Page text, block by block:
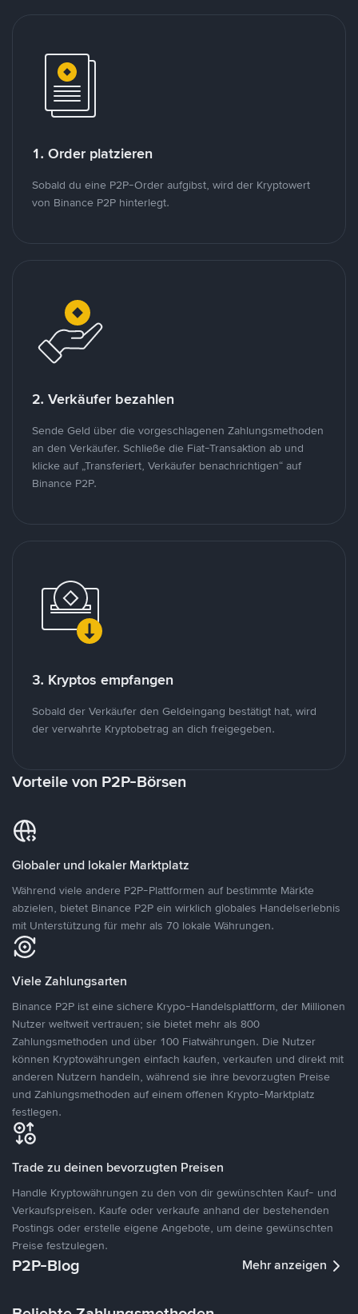
1. Order platzieren
Sobald du eine P2P-Order aufgibst, wird der Kryptowert
von Binance P2P hinterlegt.
2. Verkäufer bezahlen
Sende Geld über die vorgeschlagenen Zahlungsmethoden
an den Verkäufer. Schließe die Fiat-Transaktion ab und
klicke auf „Transferiert, Verkäufer benachrichtigen“ auf
Binance P2P.
3. Kryptos empfangen
Sobald der Verkäufer den Geldeingang bestätigt hat, wird
der verwahrte Kryptobetrag an dich freigegeben.
Vorteile von P2P-Börsen
Globaler und lokaler Marktplatz
Während viele andere P2P-Plattformen auf bestimmte Märkte
abzielen, bietet Binance P2P ein wirklich globales Handelserlebnis
mit Unterstützung für mehr als 70 lokale Währungen.
Viele Zahlungsarten
Binance P2P ist eine sichere Krypo-Handelsplattform, der Millionen
Nutzer weltweit vertrauen; sie bietet mehr als 800
Zahlungsmethoden und über 100 Fiatwährungen. Die Nutzer
können Kryptowährungen einfach kaufen, verkaufen und direkt mit
anderen Nutzern handeln, während sie ihre bevorzugten Preise
und Zahlungsmethoden auf einem offenen Krypto-Marktplatz
festlegen.
Trade zu deinen bevorzugten Preisen
Handle Kryptowährungen zu den von dir gewünschten Kauf- und
Verkaufspreisen. Kaufe oder verkaufe anhand der bestehenden
Postings oder erstelle eigene Angebote, um deine gewünschten
Preise festzulegen.
P2P-Blog Mehr anzeigen